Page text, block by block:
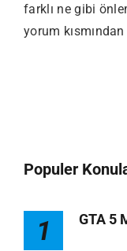
farklı ne gibi
yorum
Populer
1 GTA 5